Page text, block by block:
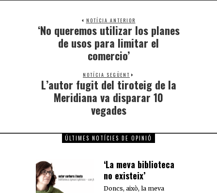
NOTÍCIA ANTERIOR
‘No queremos utilizar los planes
de usos para limitar el
comercio’
NOTÍCIA SEGÜENT
L’autor fugit del tiroteig de la
Meridiana va disparar 10
vegades
ÚLTIMES NOTÍCIES DE OPINIÓ
‘La meva biblioteca
no existeix’
Doncs, això, la meva